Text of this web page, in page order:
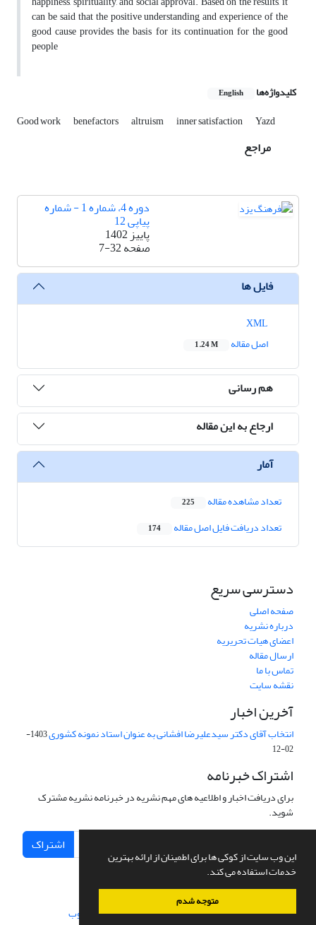
این وب سایت از کوکی ها برای اطمینان از ارائه بهترین
خدمات استفاده می کند.
متوجه شدم
can be said that the positive understanding and experience of the
good cause provides the basis for its continuation for the good
people
کلیدواژه‌ها English
Good work benefactors altruism inner satisfaction Yazd
مراجع
دوره 4، شماره 1 - شماره
پیاپی 12
پاییز 1402
صفحه7-32
فایل ها
اصل مقاله
1.24 M
هم رسانی
ارجاع به این مقاله
آمار
تعداد مشاهده مقاله 225
تعداد دریافت فایل اصل مقاله 174
دسترسی سریع
صفحه اصلی
درباره نشریه
اعضای هیات تحریریه
ارسال مقاله
تماس با ما
نقشه سایت
آخرین اخبار
انتخاب آقای دکتر سیدعلیرضا افشانی به عنوان استاد نمونه کشوری
1403-
02-12
اشتراک خبرنامه
برای دریافت اخبار و اطلاعیه های مهم نشریه در خبرنامه نشریه مشترک
شوید.
اشتراک
سامانه مدیریت نشریات علمی.طراحی و پیاده سازی از سیناوب